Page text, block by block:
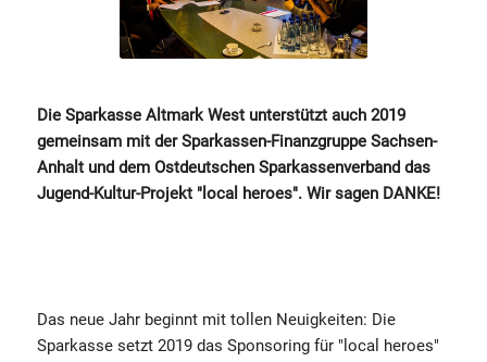
Die Sparkasse Altmark West unterstützt auch 2019
gemeinsam mit der Sparkassen-Finanzgruppe Sachsen-
Anhalt und dem Ostdeutschen Sparkassenverband das
Jugend-Kultur-Projekt "local heroes". Wir sagen DANKE!
Das neue Jahr beginnt mit tollen Neuigkeiten: Die
Sparkasse setzt 2019 das Sponsoring für "local heroes"